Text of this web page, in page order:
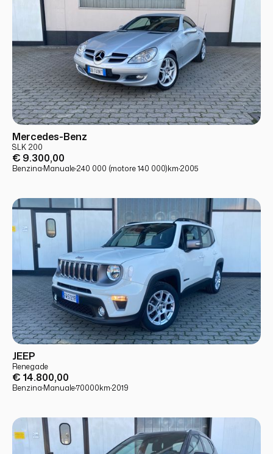
USATO PRONTA CONSEGNA
Mercedes-Benz
SLK 200
€ 9.300,00
Benzina·Manuale·240 000 (motore 140 000)km·2005
USATO
JEEP
Renegade
€ 14.800,00
Benzina·Manuale·70000km·2019